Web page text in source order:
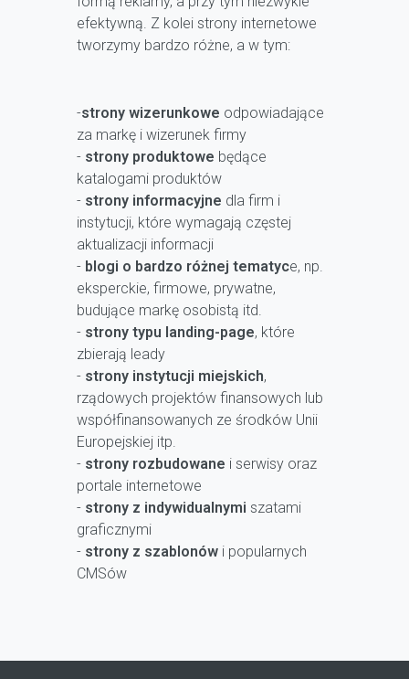
efektywną. Z kolei strony internetowe
tworzymy bardzo różne, a w tym:
-strony wizerunkowe odpowiadające
za markę i wizerunek firmy
- strony produktowe będące
katalogami produktów
- strony informacyjne dla firm i
instytucji, które wymagają częstej
aktualizacji informacji
- blogi o bardzo różnej tematyce, np.
eksperckie, firmowe, prywatne,
budujące markę osobistą itd.
- strony typu landing-page, które
zbierają leady
- strony instytucji miejskich,
rządowych projektów finansowych lub
współfinansowanych ze środków Unii
Europejskiej itp.
- strony rozbudowane i serwisy oraz
portale internetowe
- strony z indywidualnymi szatami
graficznymi
- strony z szablonów i popularnych
CMSów